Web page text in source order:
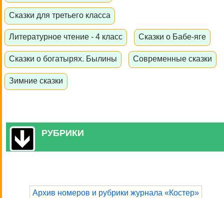
Сказки для третьего класса
Литературное чтение - 4 класс Сказки о Бабе-яге
Сказки о богатырях. Былины Современные сказки
Зимние сказки
РУБРИКИ
Архив номеров и рубрики журнала «Костер»